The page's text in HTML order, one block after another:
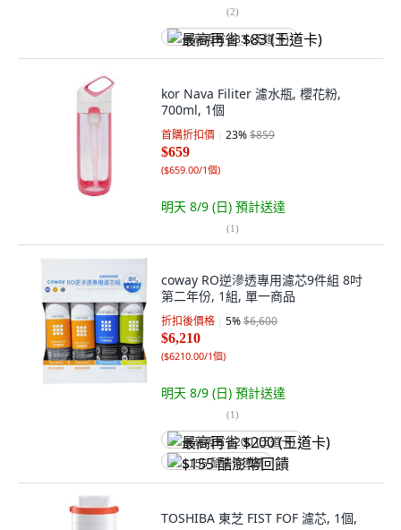
(2)
最高再省 $83 (王道卡)
kor Nava Filiter 濾水瓶, 櫻花粉,
700ml, 1個
首購折扣價 23%$859
$659
($659.00/1個)
明天 8/9 (日) 預計送達
(1)
coway RO逆滲透專用濾芯9件組 8吋
第二年份, 1組, 單一商品
折扣後價格 5%$6,600
$6,210
($6210.00/1個)
明天 8/9 (日) 預計送達
(1)
最高再省 $200 (王道卡)
$155 酷澎幣回饋
TOSHIBA 東芝 FIST FOF 濾芯, 1個,